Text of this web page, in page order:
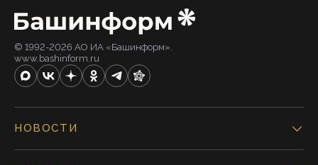
© 1992-2026 АО ИА «Башинформ».
www.bashinform.ru
НОВОСТИ